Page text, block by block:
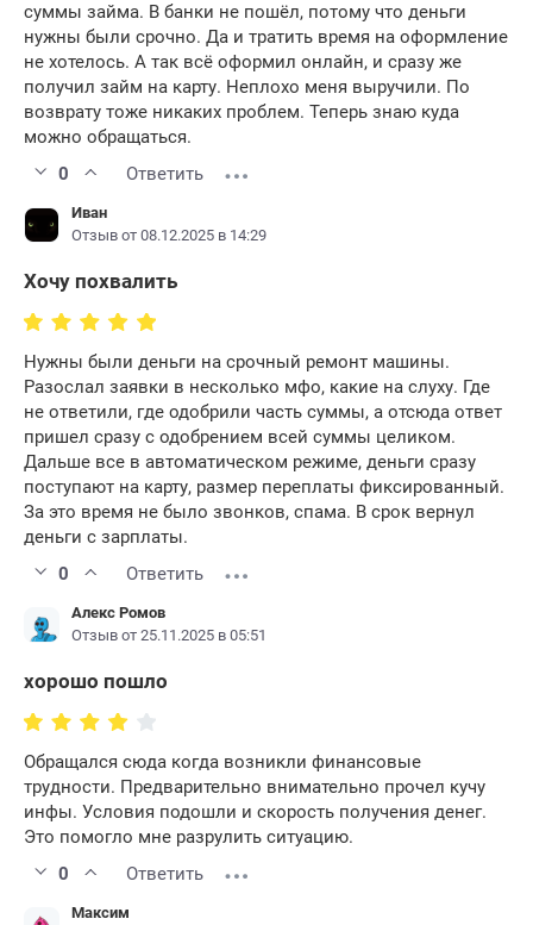
суммы займа. В банки не пошёл, потому что деньги
нужны были срочно. Да и тратить время на оформление
не хотелось. А так всё оформил онлайн, и сразу же
получил займ на карту. Неплохо меня выручили. По
возврату тоже никаких проблем. Теперь знаю куда
можно обращаться.
0
Ответить
Иван
Отзыв от 08.12.2025 в 14:29
Хочу похвалить
Нужны были деньги на срочный ремонт машины.
Разослал заявки в несколько мфо, какие на слуху. Где
не ответили, где одобрили часть суммы, а отсюда ответ
пришел сразу с одобрением всей суммы целиком.
Дальше все в автоматическом режиме, деньги сразу
поступают на карту, размер переплаты фиксированный.
За это время не было звонков, спама. В срок вернул
деньги с зарплаты.
0
Ответить
Алекс Ромов
Отзыв от 25.11.2025 в 05:51
хорошо пошло
Обращался сюда когда возникли финансовые
трудности. Предварительно внимательно прочел кучу
инфы. Условия подошли и скорость получения денег.
Это помогло мне разрулить ситуацию.
0
Ответить
Максим